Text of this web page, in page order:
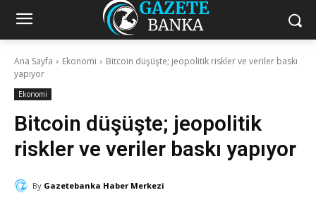
Ana Sayfa Ekonomi
Bitcoin düşüşte; jeopolitik riskler ve veriler baskı
yapıyor
Ekonomi
Bitcoin düşüşte; jeopolitik
riskler ve veriler baskı yapıyor
By Gazetebanka Haber Merkezi